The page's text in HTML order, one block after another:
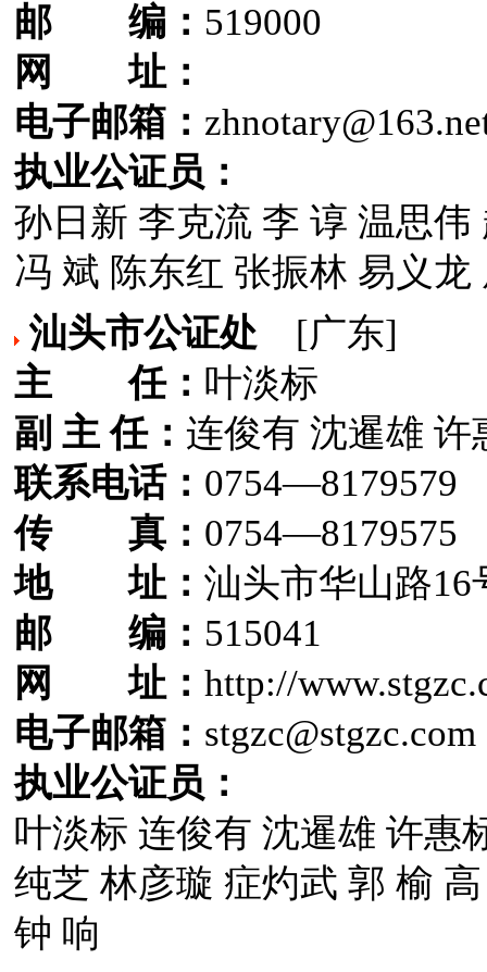
邮 编： 519000
网 址：
电子邮箱：
执业公证员：
孙日新 李克流 李 谆 温思
冯 斌 陈东红 张振林 易义龙
汕头市公证处 [广东]
主 任： 叶淡标
副 主 任： 连俊有 沈暹雄 许
联系电话： 0754—8179579
传 真： 0754—8179575
地 址： 汕头市华山路
邮 编： 515041
网 址： http://
电子邮箱： stgzc@stgzc.com
执业公证员：
叶淡标 连俊有 沈暹雄 许惠
纯芝 林彦璇 症灼武 郭 榆
钟 响